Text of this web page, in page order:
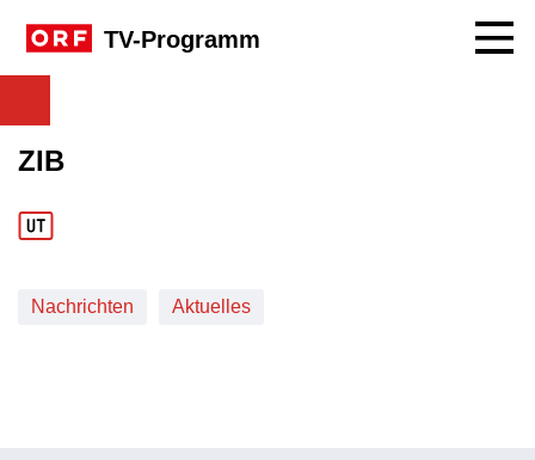
TV-Programm
ZIB
Nachrichten Aktuelles